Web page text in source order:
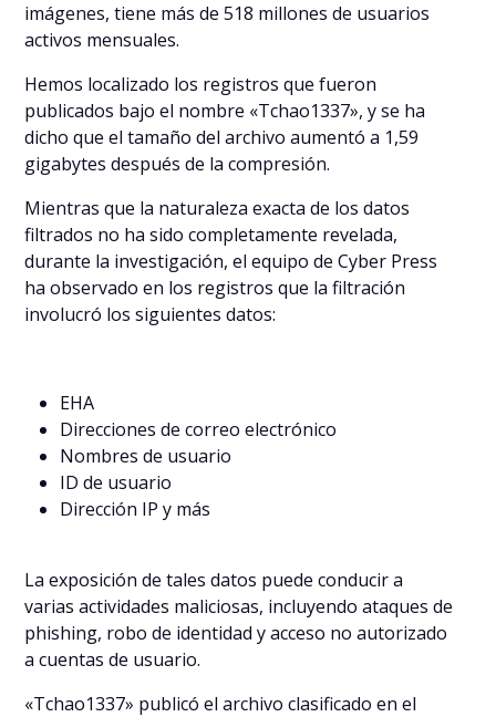
imágenes, tiene más de 518 millones de usuarios
activos mensuales.
Hemos localizado los registros que fueron
publicados bajo el nombre «Tchao1337», y se ha
dicho que el tamaño del archivo aumentó a 1,59
gigabytes después de la compresión.
Mientras que la naturaleza exacta de los datos
filtrados no ha sido completamente revelada,
durante la investigación, el equipo de Cyber Press
ha observado en los registros que la filtración
involucró los siguientes datos:
EHA
Direcciones de correo electrónico
Nombres de usuario
ID de usuario
Dirección IP y más
La exposición de tales datos puede conducir a
varias actividades maliciosas, incluyendo ataques de
phishing, robo de identidad y acceso no autorizado
a cuentas de usuario.
«Tchao1337» publicó el archivo clasificado en el